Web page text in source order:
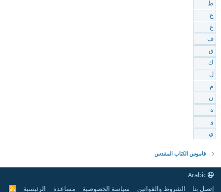
ظ
ع
غ
ف
ق
ك
ل
م
ن
ه
و
ي
قاموس الكتاب المقدس
إتصل بنا
الشروط والقوانين سياسة الخصوصية مساعدة الرئيسية
R